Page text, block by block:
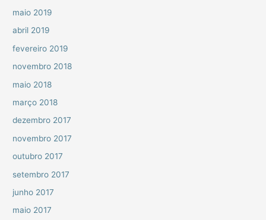
maio 2019
abril 2019
fevereiro 2019
novembro 2018
maio 2018
março 2018
dezembro 2017
novembro 2017
outubro 2017
setembro 2017
junho 2017
maio 2017